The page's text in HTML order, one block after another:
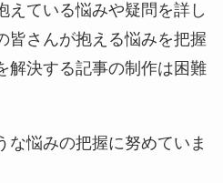
えている悩みや疑問を詳し
皆さんが抱える悩みを把握
解決する記事の制作は困難
な悩みの把握に努めていま